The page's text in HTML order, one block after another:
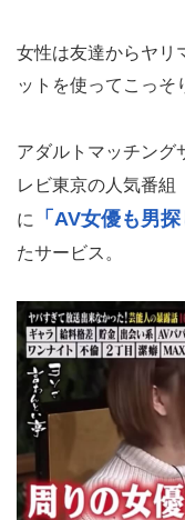
女性は友達からヤリ
ットを使ってこっそ
アダルトマッチング
レビ東京の人気番組
に
「AV女優も男
たサービス。